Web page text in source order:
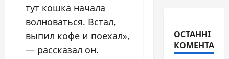
тут кошка начала
волноваться. Встал,
выпил кофе и поехал»,
— рассказал он.
ОСТАННІ
КОМЕНТАРІ